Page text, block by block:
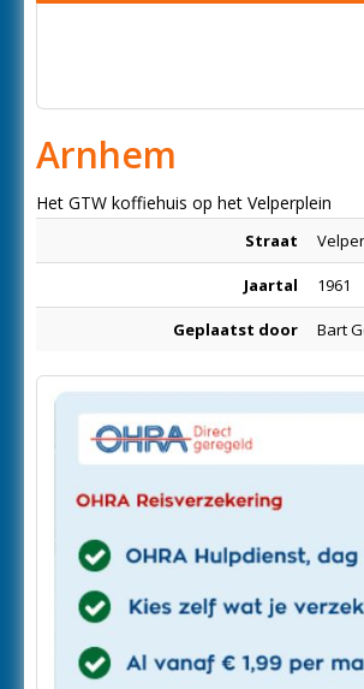
Arnhem
Het GTW koffiehuis op het Velperplein
Straat
Jaartal 1961
Geplaatst door Bart